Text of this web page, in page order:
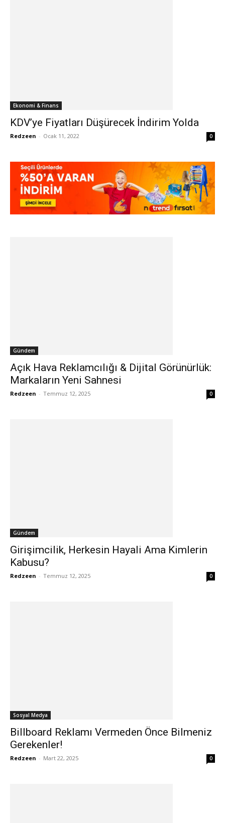
Ekonomi & Finans
KDV’ye Fiyatları Düşürecek İndirim Yolda
Redzeen - Ocak 11, 2022 0
Gündem
Açık Hava Reklamcılığı & Dijital Görünürlük:
Markaların Yeni Sahnesi
Redzeen - Temmuz 12, 2025 0
Gündem
Girişimcilik, Herkesin Hayali Ama Kimlerin
Kabusu?
Redzeen - Temmuz 12, 2025 0
Sosyal Medya
Billboard Reklamı Vermeden Önce Bilmeniz
Gerekenler!
Redzeen - Mart 22, 2025 0